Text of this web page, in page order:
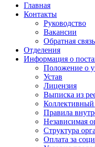
Главная
Контакты
Руководство
Вакансии
Обратная связь
Отделения
Информация о
Положение о
Устав
Лицензия
Выписка из
Коллективный
Правила
Независимая
Структура
Оплата за